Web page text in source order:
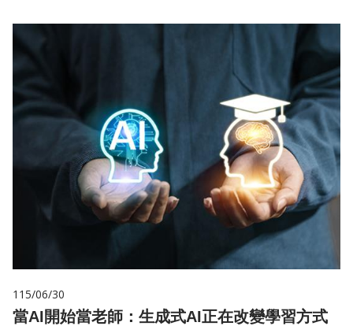
115/06/30
當AI開始當老師：生成式AI正在改變學習方式